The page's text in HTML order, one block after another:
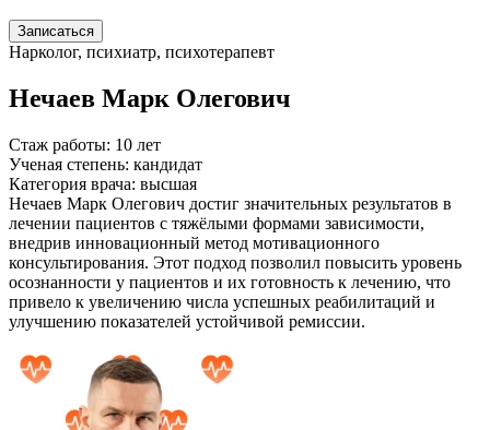
Записаться
Нарколог, психиатр, психотерапевт
Нечаев Марк Олегович
Стаж работы: 10 лет
Ученая степень: кандидат
Категория врача: высшая
Нечаев Марк Олегович достиг значительных результатов в
лечении пациентов с тяжёлыми формами зависимости,
внедрив инновационный метод мотивационного
консультирования. Этот подход позволил повысить уровень
осознанности у пациентов и их готовность к лечению, что
привело к увеличению числа успешных реабилитаций и
улучшению показателей устойчивой ремиссии.